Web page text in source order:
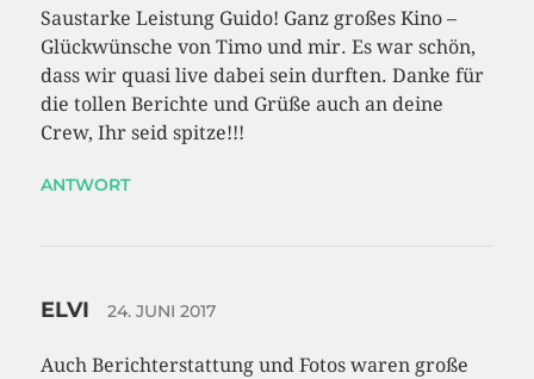
Saustarke Leistung Guido! Ganz großes Kino –
Glückwünsche von Timo und mir. Es war schön,
dass wir quasi live dabei sein durften. Danke für
die tollen Berichte und Grüße auch an deine
Crew, Ihr seid spitze!!!
ANTWORT
ELVI 24. JUNI 2017
Auch Berichterstattung und Fotos waren große